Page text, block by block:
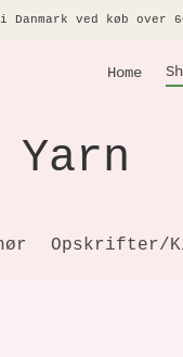
ved køb over
Home
Opskrifter/